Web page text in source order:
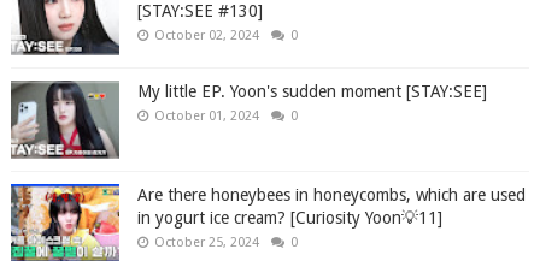
[STAY:SEE #130]
October 02, 2024 0
My little EP. Yoon's sudden moment [STAY:SEE]
October 01, 2024 0
Are there honeybees in honeycombs, which are used
in yogurt ice cream? [Curiosity Yoon💡11]
October 25, 2024 0